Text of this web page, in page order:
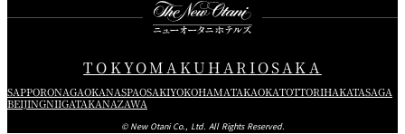
TOKYOMAKUHARIOSAKA
SAPPORONAGAOKANASPAOSAKIYOKOHAMATAKAOKATOTTORIHAKATASAGA
BEIJINGNIIGATAKANAZAWA
© New Otani Co., Ltd. All Rights Reserved.